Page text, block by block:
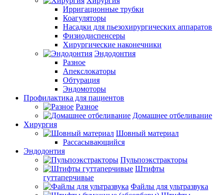
Ирригационные трубки
Коагуляторы
Насадки для пьезохирургических аппаратов
Физиодиспенсеры
Хирургические наконечники
Эндодонтия
Разное
Апекслокаторы
Обтурация
Эндомоторы
Профилактика для пациентов
Разное
Домашнее отбеливание
Хирургия
Шовный материал
Рассасывающийся
Эндодонтия
Пульпоэкстракторы
Штифты
гуттаперчивые
Файлы для ультразвука